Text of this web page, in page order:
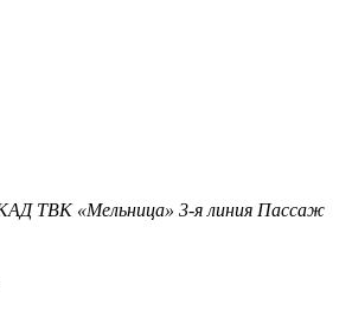
ТВК «Мельница» 3-я линия Пассаж